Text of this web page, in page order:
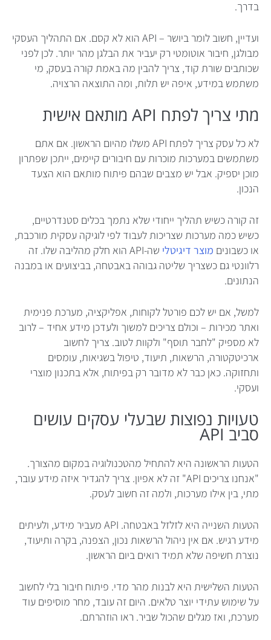
בדרך.
ועדיין, חשוב לומר ביושר – API הוא לא קסם. אם התהליך העסקי
מבולגן, חיבור אוטומטי רק יעביר את הבלגן מהר יותר. לכן לפני
שכותבים שורת קוד, צריך להבין מה באמת קורה בעסק, מי
משתמש במידע, איפה יש תלות, ומה התוצאה הרצויה.
מתי צריך לפתח API מותאם אישית
לא כל עסק צריך לפתח API משלו מהיום הראשון. אם אתם
משתמשים במערכות מוכרות עם חיבורים קיימים, ייתכן שפתרון
מוכן יספיק. אבל יש מצבים שבהם פיתוח מותאם הוא הצעד
הנכון.
זה קורה כשיש תהליך ייחודי שלא נתמך בכלים סטנדרטיים,
כשיש כמה מערכות שצריכות לעבוד לפי לוגיקה עסקית מורכבת,
או כשבונים מוצר דיגיטלי
שה-API הוא חלק מהליבה שלו. זה
רלוונטי גם כשצריך שליטה גבוהה באבטחה, בביצועים או במבנה
הנתונים.
למשל, אם יש לכם פורטל לקוחות, אפליקציה, מערכת פנימית
ואתר מכירות – וכולם צריכים למשוך ולעדכן מידע אחיד – לרוב
לא מספיק "לחבר תוסף" ולקוות לטוב. צריך לחשוב
ארכיטקטורה, הרשאות, תיעוד, טיפול בשגיאות, עומסים
ותחזוקה. כאן כבר לא מדובר רק בפיתוח, אלא בתכנון מוצרי
ועסקי.
טעויות נפוצות שבעלי עסקים עושים
סביב API
הטעות הראשונה היא להתחיל מהטכנולוגיה במקום מהצורך.
"אנחנו צריכים API" זה לא אפיון. צריך להגדיר איזה מידע עובר,
מתי, בין אילו מערכות, ולמה זה חשוב לעסק.
הטעות השנייה היא לזלזל באבטחה. API מעביר מידע, ולעיתים
מידע רגיש. אם אין ניהול הרשאות נכון, הצפנה, בקרה ותיעוד,
נוצרת חשיפה שלא תמיד רואים ביום הראשון.
הטעות השלישית היא לבנות מהר מדי. פיתוח חיבור בלי לחשוב
על שימוש עתידי יוצר טלאים. היום זה עובד, מחר מוסיפים עוד
מערכת, ואז מגלים שהכול שביר. ראו הוזהרתם.